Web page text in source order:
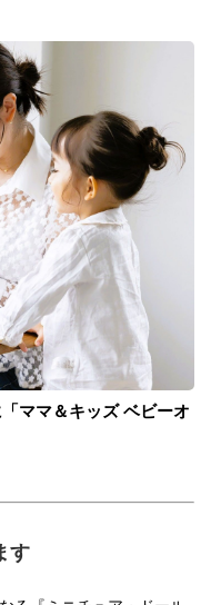
ママ＆キッズ ベビーオ
す